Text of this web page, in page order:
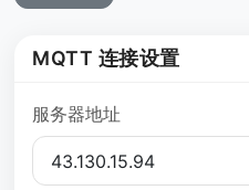
MQTT 连接设置
服务器地址